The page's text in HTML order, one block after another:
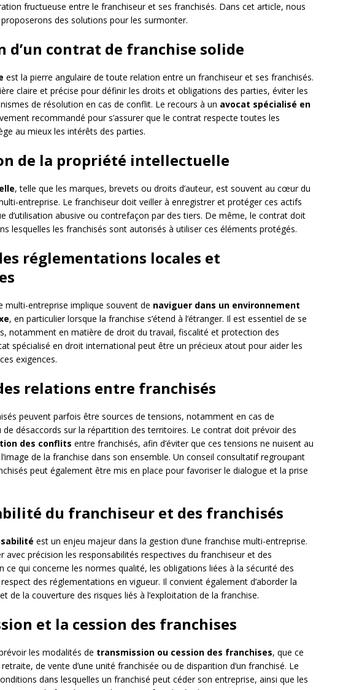
fructueuse entre le franchiseur et ses franchisés. Dans cet article, nous
des solutions pour les surmonter.
d’un contrat de franchise solide
est la pierre angulaire de toute relation entre un franchiseur et ses franchisés.
claire et précise pour définir les droits et obligations des parties, éviter les
de résolution en cas de conflit. Le recours à un avocat spécialisé en
recommandé pour s’assurer que le contrat respecte toutes les
au mieux les intérêts des parties.
de la propriété intellectuelle
, telle que les marques, brevets ou droits d’auteur, est souvent au cœur du
entreprise. Le franchiseur doit veiller à enregistrer et protéger ces actifs
d’utilisation abusive ou contrefaçon par des tiers. De même, le contrat doit
lesquelles les franchisés sont autorisés à utiliser ces éléments protégés.
réglementations locales et
multi-entreprise implique souvent de naviguer dans un environnement
, en particulier lorsque la franchise s’étend à l’étranger. Il est essentiel de se
notamment en matière de droit du travail, fiscalité et protection des
spécialisé en droit international peut être un précieux atout pour aider les
exigences.
relations entre franchisés
peuvent parfois être sources de tensions, notamment en cas de
désaccords sur la répartition des territoires. Le contrat doit prévoir des
des conflits entre franchisés, afin d’éviter que ces tensions ne nuisent au
de la franchise dans son ensemble. Un conseil consultatif regroupant
peut également être mis en place pour favoriser le dialogue et la prise
du franchiseur et des franchisés
est un enjeu majeur dans la gestion d’une franchise multi-entreprise.
avec précision les responsabilités respectives du franchiseur et des
ce qui concerne les normes qualité, les obligations liées à la sécurité des
des réglementations en vigueur. Il convient également d’aborder la
de la couverture des risques liés à l’exploitation de la franchise.
et la cession des franchises
les modalités de transmission ou cession des franchises, que ce
de vente d’une unité franchisée ou de disparition d’un franchisé. Le
dans lesquelles un franchisé peut céder son entreprise, ainsi que les